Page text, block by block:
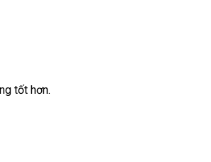
tốt hơn.